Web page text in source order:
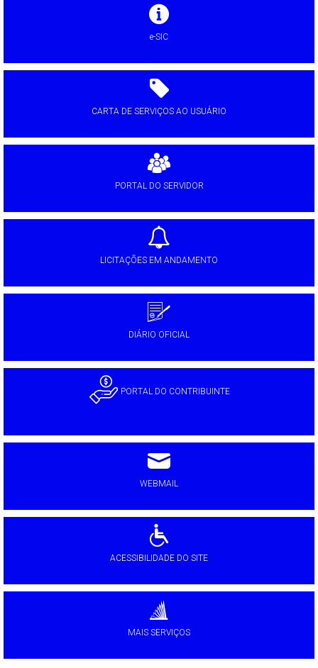
e-SIC
CARTA DE SERVIÇOS AO USUÁRIO
PORTAL DO SERVIDOR
LICITAÇÕES EM ANDAMENTO
DIÁRIO OFICIAL
PORTAL DO CONTRIBUINTE
WEBMAIL
ACESSIBILIDADE DO SITE
MAIS SERVIÇOS